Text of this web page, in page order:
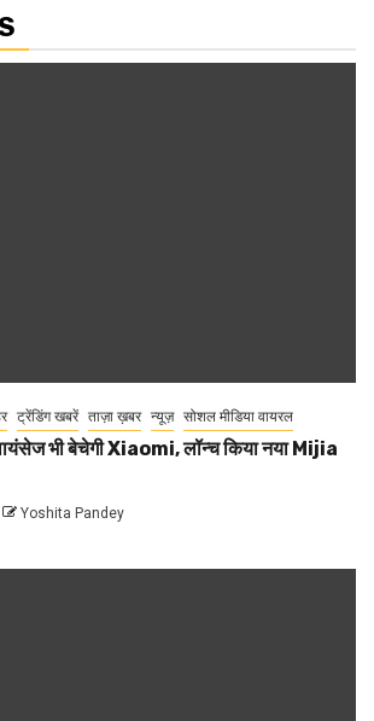
ट्रेंडिंग खबरें ताज़ा ख़बर न्यूज़ सोशल मीडिया वायरल
भी बेचेगी Xiaomi, लॉन्च किया नया Mijia
Yoshita Pandey